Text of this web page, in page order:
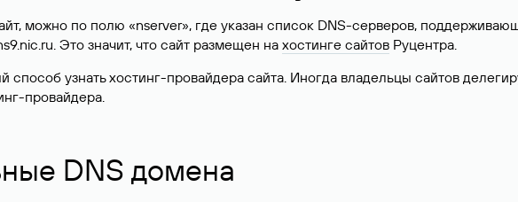
можно по полю «nserver», где указан список DNS-серверов,
Это значит, что сайт размещен на хостинге сайтов Руцентра.
способ узнать хостинг-провайдера сайта. Иногда владельцы сайтов
провайдера.
DNS домена